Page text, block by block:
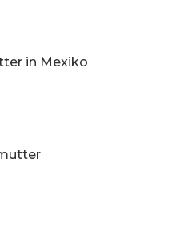
in Mexiko